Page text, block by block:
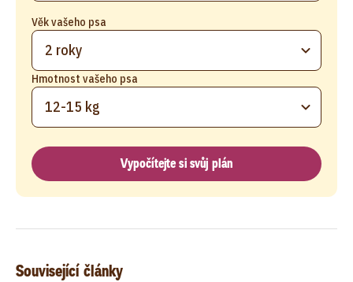
Věk vašeho psa
2 roky
Hmotnost vašeho psa
12-15 kg
Vypočítejte si svůj plán
Související články